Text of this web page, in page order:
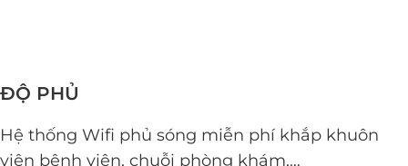
ĐỘ PHỦ
Hệ thống Wifi phủ sóng miễn phí khắp khuôn
viên bệnh viện, chuỗi phòng khám,…